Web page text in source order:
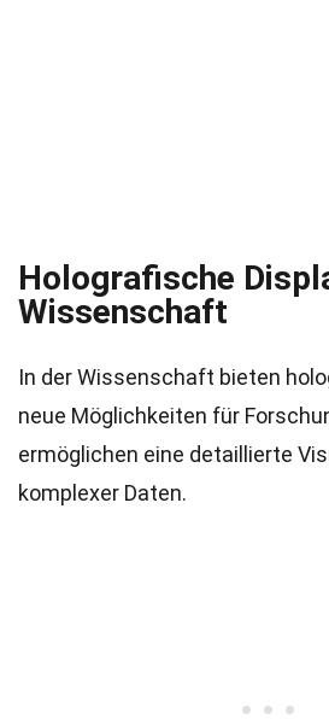
Holografische
Wissenschaft
In der Wissenschaft bieten
neue Möglichkeiten für
ermöglichen eine detaillierte
komplexer Daten.